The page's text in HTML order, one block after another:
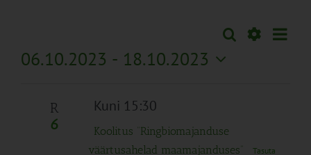
Sündmused
Search
Otsi
06.10.2023 - 18.10.2023
kuupäev.
R
6
Kuni 15:30
Koolitus “Ringbiomajanduse
väärtusahelad maamajanduses”
Tasuta